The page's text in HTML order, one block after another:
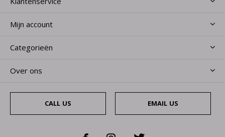
Mijn account
Categorieën
Over ons
CALL US EMAIL US